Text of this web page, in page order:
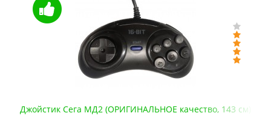
Джойстик Сега МД2 (ОРИГИНАЛЬНОЕ качество, 143 см)